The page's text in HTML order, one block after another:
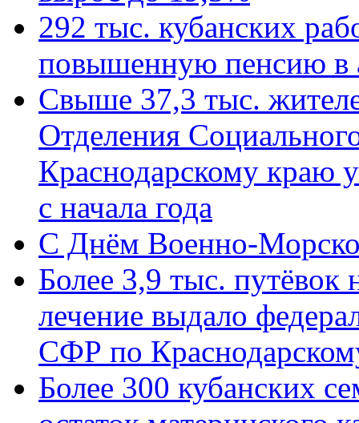
292 тыс. кубанских
повышенную пенсию в
Свыше 37,3 тыс.
Отделения
Краснодарскому краю
с начала года
C Днём Военно-
Более 3,9 тыс. путёвок
лечение выдало
СФР по
Более 300 кубанских